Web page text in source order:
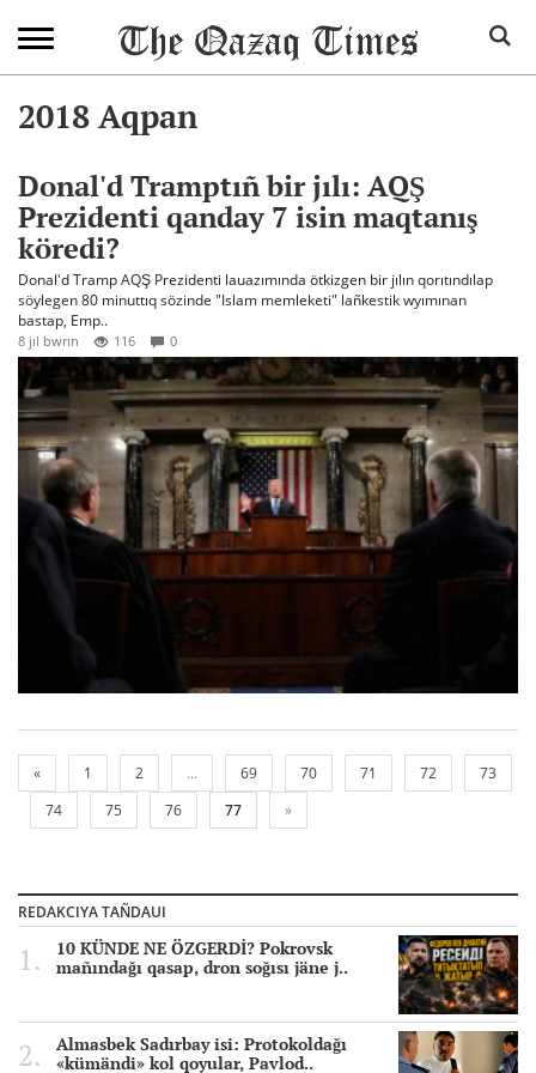
2018 Aqpan
Donal'd Tramptıñ bir jılı: AQŞ
Prezidenti qanday 7 isin maqtanış
köredi?
Donal'd Tramp AQŞ Prezidenti lauazımında ötkizgen bir jılın qorıtındılap
söylegen 80 minuttıq sözinde "Islam memleketi" lañkestik wyımınan
bastap, Emp..
8 jıl bwrın 116 0
« 1 2 ... 69 70 71 72
73
74
75 76 77 »
REDAKCIYA TAÑDAUI
10 KÜNDE NE ÖZGERDİ? Pokrovsk
mañındağı qasap, dron soğısı jäne j..
Almasbek Sadırbay isi: Protokoldağı
«kümändi» kol qoyular, Pavlod..